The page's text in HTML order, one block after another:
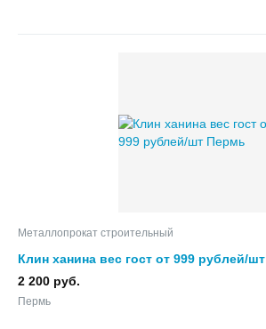
Металлопрокат строительный
Клин ханина вес гост от 999 рублей/шт
2 200 руб.
Пермь